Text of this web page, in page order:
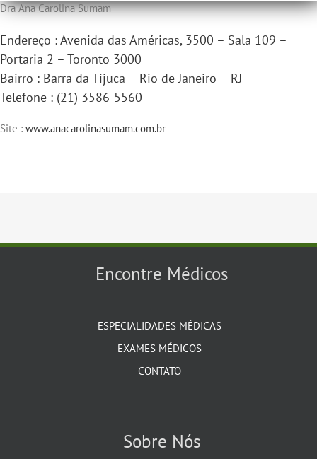
Dra Ana Carolina Sumam
Endereço : Avenida das Américas, 3500 – Sala 109 –
Portaria 2 – Toronto 3000
Bairro : Barra da Tijuca – Rio de Janeiro – RJ
Telefone : (21) 3586-5560
Site : www.anacarolinasumam.com.br
Encontre Médicos
ESPECIALIDADES MÉDICAS
EXAMES MÉDICOS
CONTATO
Sobre Nós